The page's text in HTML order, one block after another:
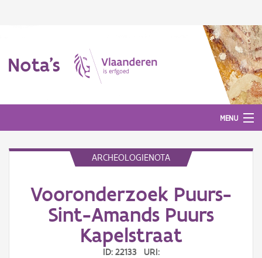
Nota's
MENU
Aanmelden
ARCHEOLOGIENOTA
Vooronderzoek Puurs-
Sint-Amands Puurs
Kapelstraat
ID: 22133 URI: